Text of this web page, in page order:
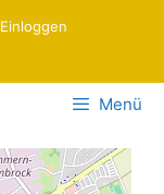
Einloggen
Menü